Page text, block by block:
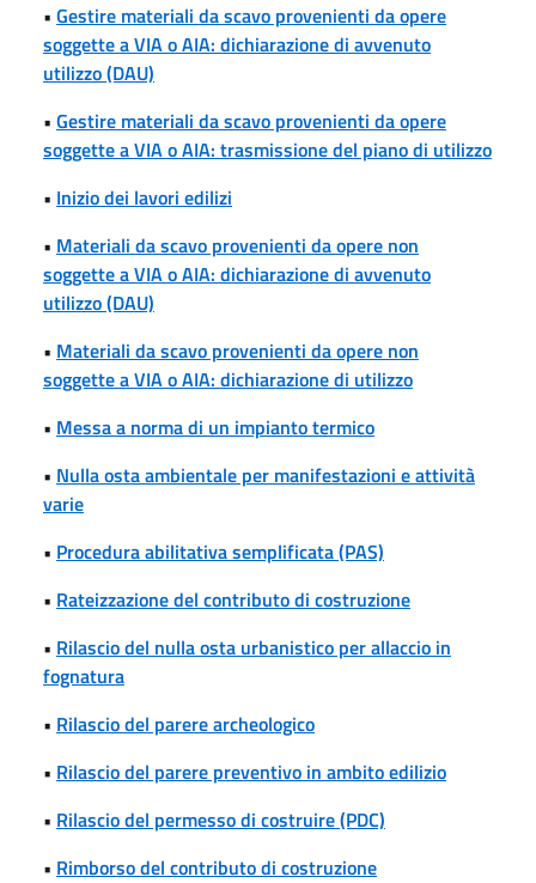
• Gestire materiali da scavo provenienti da opere
soggette a VIA o AIA: dichiarazione di avvenuto
utilizzo (DAU)
• Gestire materiali da scavo provenienti da opere
soggette a VIA o AIA: trasmissione del piano di utilizzo
• Inizio dei lavori edilizi
• Materiali da scavo provenienti da opere non
soggette a VIA o AIA: dichiarazione di avvenuto
utilizzo (DAU)
• Materiali da scavo provenienti da opere non
soggette a VIA o AIA: dichiarazione di utilizzo
• Messa a norma di un impianto termico
• Nulla osta ambientale per manifestazioni e attività
varie
• Procedura abilitativa semplificata (PAS)
• Rateizzazione del contributo di costruzione
• Rilascio del nulla osta urbanistico per allaccio in
fognatura
• Rilascio del parere archeologico
• Rilascio del parere preventivo in ambito edilizio
• Rilascio del permesso di costruire (PDC)
• Rimborso del contributo di costruzione